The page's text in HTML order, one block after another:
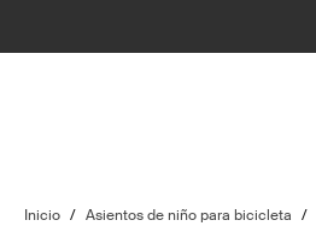
Inicio / Asientos de niño para bicicleta /